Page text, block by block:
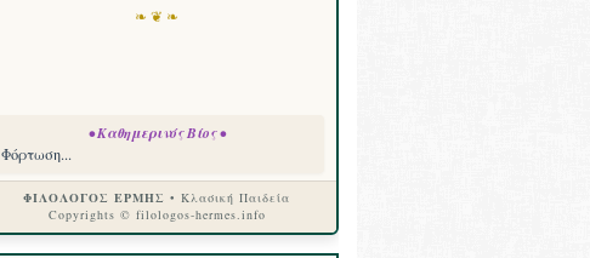
❧ ❦ ❧
• Καθημερινός Βίος •
Φόρτωση...
ΦΙΛΟΛΟΓΟΣ ΕΡΜΗΣ • Κλασική Παιδεία
Copyrights © filologos-hermes.info